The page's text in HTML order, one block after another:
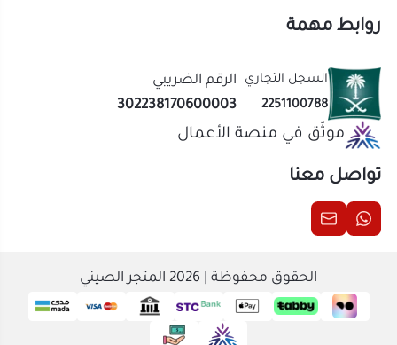
الحقوق محفوظة | 2026 المتجر الصيني